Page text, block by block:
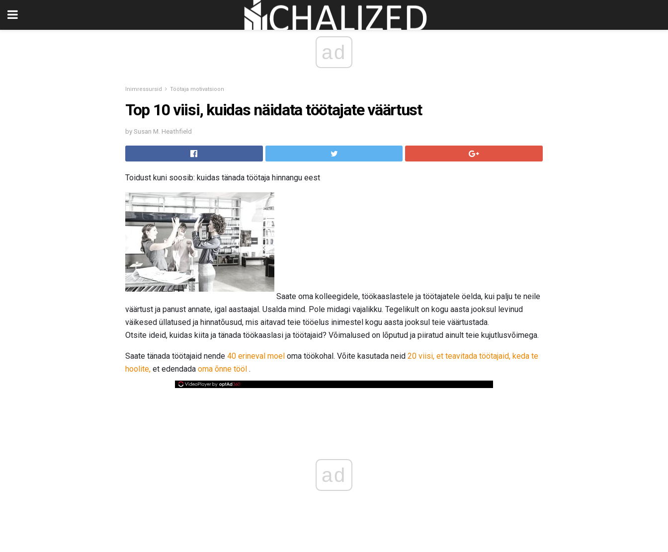
ad
Inimressursid Töötaja motivatsioon
Top 10 viisi, kuidas näidata töötajate väärtust
by Susan M. Heathfield
Toidust kuni soosib: kuidas tänada töötaja hinnangu eest
Saate oma kolleegidele, töökaaslastele ja töötajatele öelda, kui palju te neile
väärtust ja panust annate, igal aastaajal. Usalda mind. Pole midagi vajalikku. Tegelikult on kogu aasta jooksul levinud
väikesed üllatused ja hinnatõusud, mis aitavad teie tööelus inimestel kogu aasta jooksul teie väärtustada.
Otsite ideid, kuidas kiita ja tänada töökaaslasi ja töötajaid? Võimalused on lõputud ja piiratud ainult teie kujutlusvõimega.
Saate tänada töötajaid nende 40 erineval moel oma töökohal. Võite kasutada neid 20 viisi, et teavitada töötajaid, keda te
hoolite, et edendada oma õnne tööl .
ad